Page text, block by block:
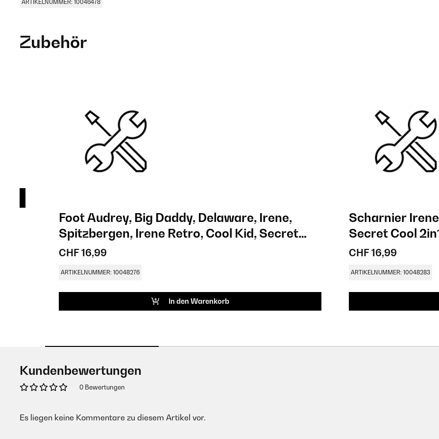
ARTIKELNUMMER: 10046478
Zubehör
Foot Audrey, Big Daddy, Delaware, Irene,
Spitzbergen, Irene Retro, Cool Kid, Secret
Cool
CHF 16,99
ARTIKELNUMMER: 10048276
In den Warenkorb
Scharnier
Secret Cool
CHF 16,99
ARTIKELNUMMER: 10048283
Kundenbewertungen
0 Bewertungen
Es liegen keine Kommentare zu diesem Artikel vor.